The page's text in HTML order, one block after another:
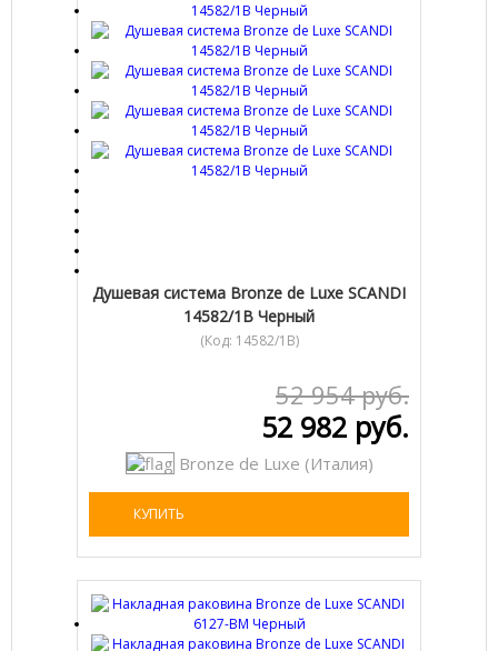
Душевая система Bronze de Luxe SCANDI
14582/1B Черный
(Код: 14582/1B)
52 954 руб.
52 982 руб.
Bronze de Luxe (Италия)
КУПИТЬ